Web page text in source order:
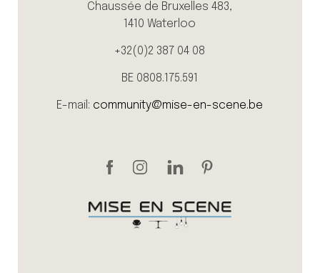
Chaussée de Bruxelles 483,
1410 Waterloo
+32(0)2 387 04 08
BE 0808.175.591
E-mail: community@mise-en-scene.be